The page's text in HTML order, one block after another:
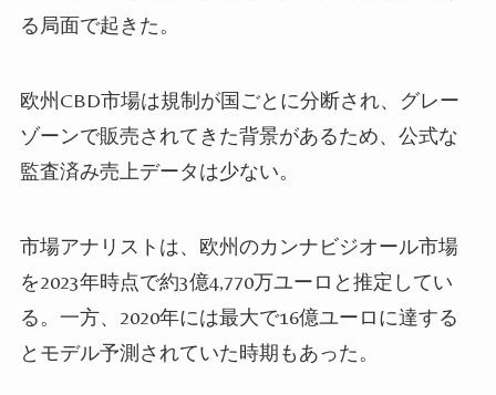
る局面で起きた。
欧州CBD市場は規制が国ごとに分断され、グレー
ゾーンで販売されてきた背景があるため、公式な
監査済み売上データは少ない。
市場アナリストは、欧州のカンナビジオール市場
を2023年時点で約3億4,770万ユーロと推定してい
る。一方、2020年には最大で16億ユーロに達する
とモデル予測されていた時期もあった。